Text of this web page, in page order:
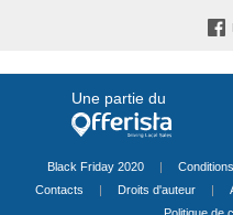
Une partie du
Black Friday 2020 |
Contacts
| Droits d'auteur |